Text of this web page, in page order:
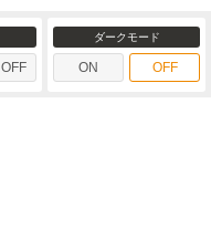
OFF
ダークモード
ON OFF